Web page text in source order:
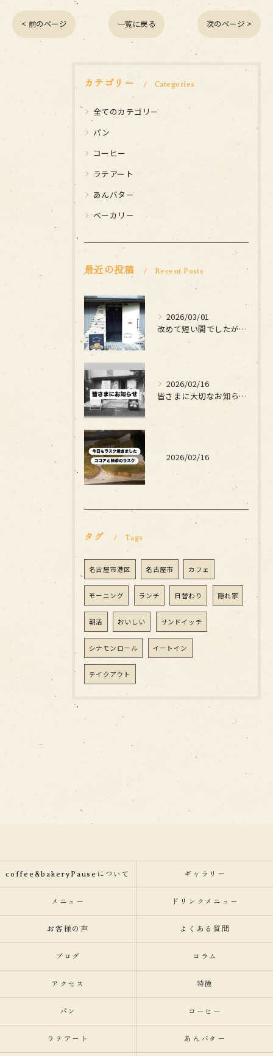
< 前のページ 一覧に戻る 次のページ >
カテゴリー Categories
全てのカテゴリー
パン
コーヒー
ラテアート
あんバター
ベーカリー
最近の投稿 Recent Posts
2026/03/01
改めて短い間でしたがお世話になりました
2026/02/16
皆さまに大切なお知らせです
2026/02/16
タグ Tags
名古屋市港区 名古屋市 カフェ
モーニング ランチ 日替わり 隠れ家
朝活 おいしい サンドイッチ
シナモンロール イートイン
テイクアウト
coffee&bakeryPauseについて ギャラリー
メニュー ドリンクメニュー
お客様の声 よくある質問
ブログ コラム
アクセス 特徴
パン コーヒー
ラテアート あんバター